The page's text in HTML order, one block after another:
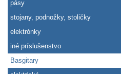
pásy
stojany, podnožky, stoličky
elektrónky
iné príslušenstvo
Basgitary